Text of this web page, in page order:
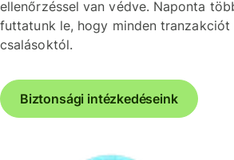
ellenőrzéssel van védve. Naponta
futtatunk le, hogy minden tranzakciót
csalásoktól.
Biztonsági intézkedéseink